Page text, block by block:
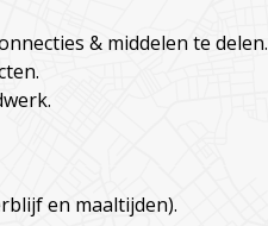
& middelen te delen.
en maaltijden).